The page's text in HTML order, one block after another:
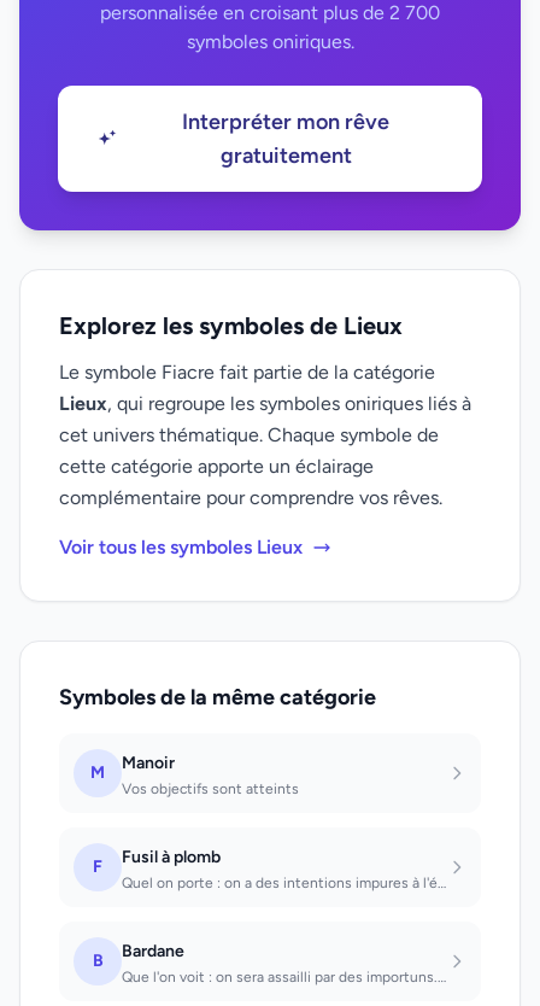
personnalisée en croisant plus de 2 700
symboles oniriques.
Interpréter mon rêve
gratuitement
Explorez les symboles de Lieux
Le symbole Fiacre fait partie de la catégorie
Lieux, qui regroupe les symboles oniriques liés à
cet univers thématique. Chaque symbole de
cette catégorie apporte un éclairage
complémentaire pour comprendre vos rêves.
Voir tous les symboles Lieux
Symboles de la même catégorie
M Manoir
Vos objectifs sont atteints
F Fusil à plomb
Quel on porte : on a des intentions impures à l'égard d'un tiers. Avec lequel on...
B Bardane
Que l'on voit : on sera assailli par des importuns. Que l'on jette sur quelqu'un...